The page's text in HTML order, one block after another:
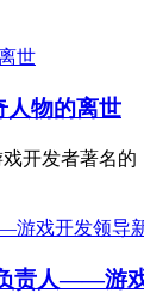
人物的离世
开发者著名
责人——游